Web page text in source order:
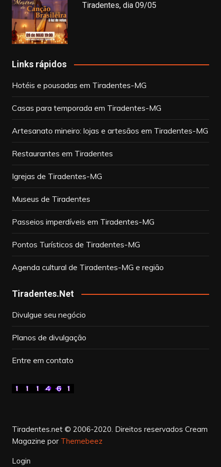
Tiradentes, dia 09/05
Links rápidos
Hotéis e pousadas em Tiradentes-MG
Casas para temporada em Tiradentes-MG
Artesanato mineiro: lojas e artesãos em Tiradentes-MG
Restaurantes em Tiradentes
Igrejas de Tiradentes-MG
Museus de Tiradentes
Passeios imperdíveis em Tiradentes-MG
Pontos Turísticos de Tiradentes-MG
Agenda cultural de Tiradentes-MG e região
Tiradentes.Net
Divulgue seu negócio
Planos de divulgação
Entre em contato
Tiradentes.net © 2006-2020. Direitos reservados Cream
Magazine por Themebeez
Login